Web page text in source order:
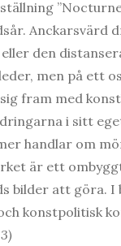
Anckarsvärd
den
men på ett
fram med
i sitt
handlar om
är ett
bilder att göra.
konstpolitisk